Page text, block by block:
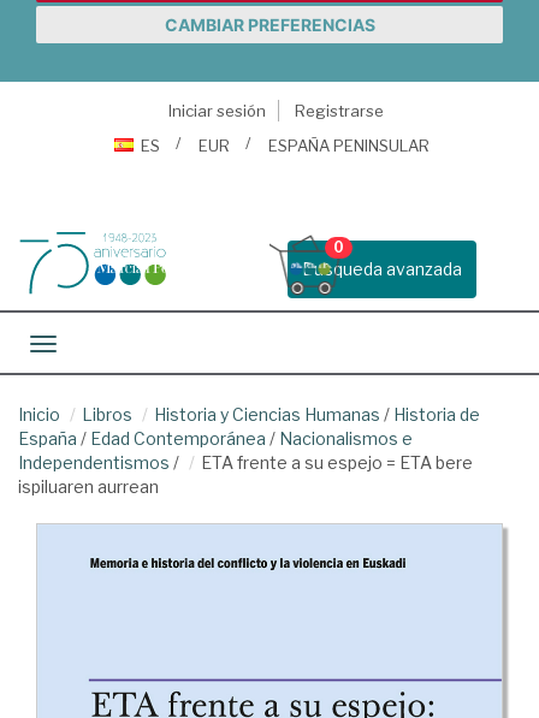
CAMBIAR PREFERENCIAS
Iniciar sesión
Registrarse
ES
EUR ESPAÑA PENINSULAR
Busqueda avanzada
0
Toggle navigation
Inicio Libros Historia y Ciencias Humanas / Historia de
España / Edad Contemporánea / Nacionalismos e
Independentismos /
ETA frente a su espejo = ETA bere
ispiluaren aurrean